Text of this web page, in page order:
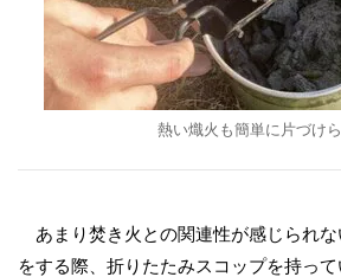
熱い熾火も簡単に片づけ
あまり焚き火との関連性が感じられな
をする際、折りたたみスコップを持っ